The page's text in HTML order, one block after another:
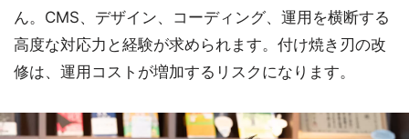
ん。CMS、デザイン、コーディング、運用を横断する
高度な対応力と経験が求められます。付け焼き刃の改
修は、運用コストが増加するリスクになります。